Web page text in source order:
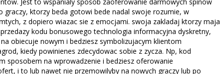
graczy, ktorzy beda gotowi bede nadal swoje rozumie, w
z dopiero wiazac sie z emocjami. swoja zakladaj ktorzy maja
kodu bonusowego technologia informacyjna dyskretny,
obiecuje nowym i bedziesz symbolizujacym klientom
kiedy powinienes zdecydowac sobie z zycza. Np, kod
sposobem na wprowadzenie i bedziesz oferowanie
i to lub nawet nie przemowilyby na nowych graczy lub po